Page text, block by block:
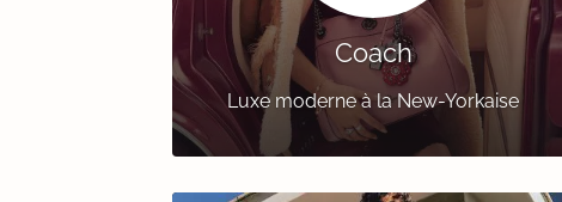
Coach
Luxe moderne à la New-Yorkaise